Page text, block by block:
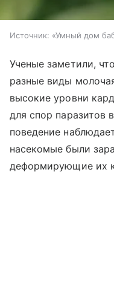
Источник: «Умный дом
Ученые заметили,
разные виды
высокие уровни
для спор паразитов
поведение
насекомые были
деформирующие их